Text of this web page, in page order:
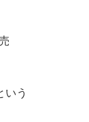
いう